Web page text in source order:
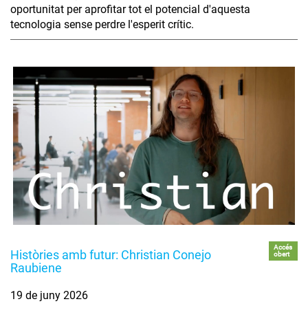
oportunitat per aprofitar tot el potencial d'aquesta
tecnologia sense perdre l'esperit crític.
Històries amb futur: Christian Conejo
Raubiene
Accés
obert
19 de juny 2026